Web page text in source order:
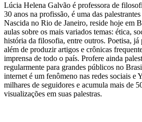
Lúcia Helena Galvão é professora de
30 anos na profissão, é uma das
Nascida no Rio de Janeiro, reside hoje em
aulas sobre os mais variados temas: ética,
história da filosofia, entre outros. Poetisa,
além de produzir artigos e crônicas
imprensa de todo o país. Profere ainda
regularmente para grandes públicos no
internet é um fenômeno nas redes sociais e
milhares de seguidores e acumula mais de
visualizações em suas palestras.